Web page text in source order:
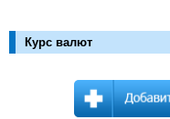
Курс валют